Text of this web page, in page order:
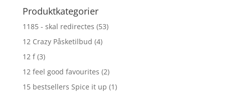
Produktkategorier
1185 - skal redirectes (53)
12 Crazy Påsketilbud (4)
12 f (3)
12 feel good favourites (2)
15 bestsellers Spice it up (1)